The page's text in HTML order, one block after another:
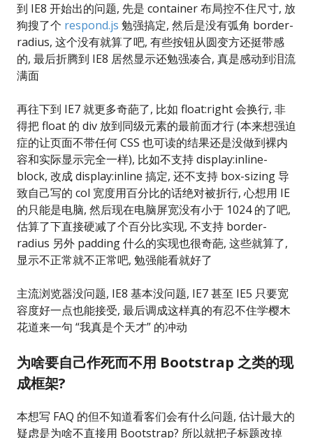
到 IE8 开始出的问题, 先是 container 布局控不住尺寸, 放
狗搜了个 respond.js 勉强搞定, 然后是没有弧角 border-
radius, 这个没有就算了吧, 有些按钮从圆变方还挺带感
的, 最后折腾到 IE8 居然显示还勉强凑合, 真是感动到泪流
满面
再往下到 IE7 就更多奇葩了, 比如 float:right 会换行, 非
得把 float 的 div 放到同级元素的最前面才行 (本来想强迫
症的让页面不带任何 CSS 也可读的结果还是没做到裸内
容和实际显示完全一样), 比如不支持 display:inline-
block, 改成 display:inline 搞定, 还不支持 box-sizing 导
致自己写的 col 宽度用百分比的话绝对被折行, 心想用 IE
的只能是电脑, 然后现在电脑屏宽没有小于 1024 的了吧,
估算了下直接硬减了个百分比实现, 不支持 border-
radius 另外 padding 什么的实现也很奇葩, 这些就算了,
显示不正常就不正常吧, 勉强能看就好了
主流浏览器没问题, IE8 基本没问题, IE7 甚至 IE5 只要宽
容度好一点也能接受, 最后调成这样真的有忍不住学樱木
花道来一句 “我真是个天才” 的冲动
为啥要自己作死而不用 Bootstrap 之类的现
成框架?
本想写 FAQ 的但不知道看客们会有什么问题, 估计最大的
疑虑是为啥不直接用 Bootstrap? 所以就把子标题改掉